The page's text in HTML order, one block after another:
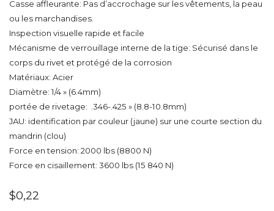
Casse affleurante: Pas d’accrochage sur les vêtements, la peau
ou les marchandises.
Inspection visuelle rapide et facile
Mécanisme de verrouillage interne de la tige: Sécurisé dans le
corps du rivet et protégé de la corrosion
Matériaux: Acier
Diamètre: 1/4 » (6.4mm)
portée de rivetage: .346-.425 » (8.8-10.8mm)
JAU: identification par couleur (jaune) sur une courte section du
mandrin (clou)
Force en tension: 2000 lbs (8800 N)
Force en cisaillement: 3600 lbs (15 840 N)
$0,22